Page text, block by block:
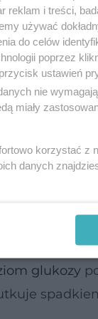
że
wpływu
norepinefryny
Pomijanie
i
glukozy
reklam i treści,
używać
do celów
poprzez
ustawień
nie
miały
korzystać z
danych